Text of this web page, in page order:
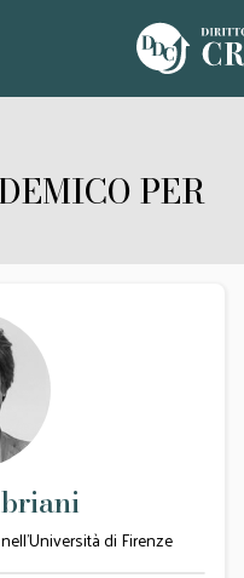
PER
di Firenze